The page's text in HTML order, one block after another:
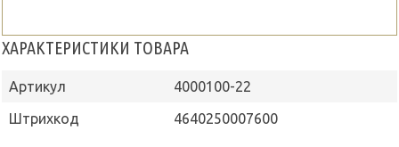
ХАРАКТЕРИСТИКИ ТОВАРА
Артикул
4000100-22
Штрихкод
4640250007600